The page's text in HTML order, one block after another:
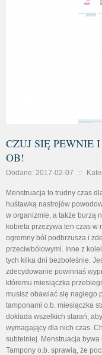
CZUJ SIĘ PEWNIE
OB!
Dodane: 2017-02-07 ::
Menstruacja to trudny czas
huśtawką nastrojów
w organizmie, a także burzą
kobieta przeżywa ten czas
ogromny ból podbrzusza i
przeciwbólowymi. Inne z
tych kilka dni bezboleśnie.
zdecydowanie powinnaś
któremu miesiączka
musisz obawiać się nagłego
tamponami o.b. miesiączka
dokłada wszelkich starań,
wymagający dla nich czas.
subtelniej. Menstruacja
Tampony o.b. sprawią, że